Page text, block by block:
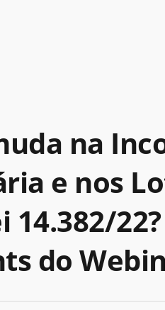
na
e nos
14.382/
do